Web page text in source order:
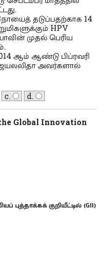
தடுப்பதற்காக 14
HPV
முதல் பெரிய
ஆம் ஆண்டு பிப்ரவரி
அவர்களால்
c. d.
Global Innovation
குறியீட்டில் (GII)